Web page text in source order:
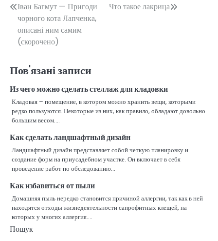
Навігація
записів
Іван Багмут — Пригоди
чорного кота Лапченка,
описані ним самим
(скорочено)
Что такое лакрица
Пов'язані записи
Из чего можно сделать стеллаж для кладовки
Кладовая – помещение, в котором можно хранить вещи, которыми
редко пользуются. Некоторые из них, как правило, обладают довольно
большим весом.…
Как сделать ландшафтный дизайн
Ландшафтный дизайн представляет собой четкую планировку и
создание форм на приусадебном участке. Он включает в себя
проведение работ по обследованию…
Как избавиться от пыли
Домашняя пыль нередко становится причиной аллергии, так как в ней
находятся отходы жизнедеятельности сапрофитных клещей, на
которых у многих аллергия.…
Пошук